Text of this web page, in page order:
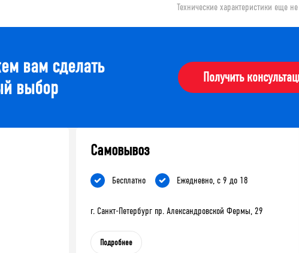
Технические характеристики еще
вам сделать
выбор
Получить
Самовывоз
Бесплатно Ежедневно, с 9 до 18
г. Санкт-Петербург пр. Александровской Фермы, 29
Подробнее